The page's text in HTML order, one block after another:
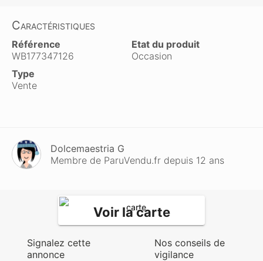
Caractéristiques
Référence
WB177347126
Etat du produit
Occasion
Type
Vente
Dolcemaestria G
Membre de ParuVendu.fr depuis 12 ans
Voir la carte
Signalez cette
annonce
Nos conseils de
vigilance